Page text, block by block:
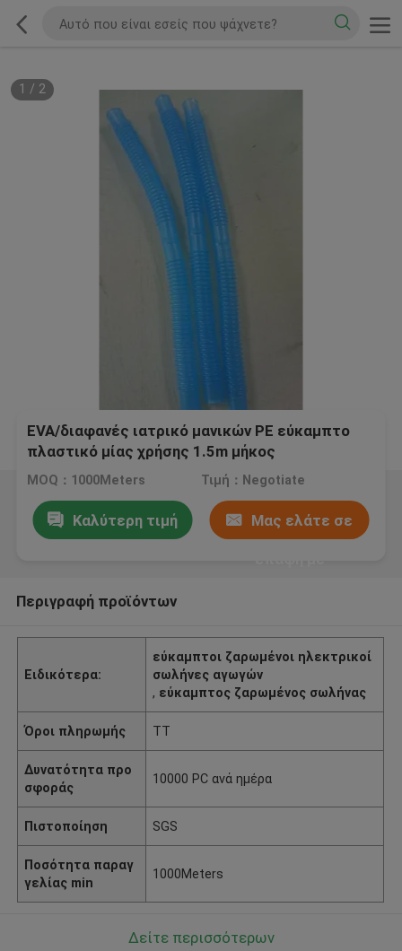
1 / 2
EVA/διαφανές ιατρικό μανικών PE εύκαμπτο
πλαστικό μίας χρήσης 1.5m μήκος
σωληνώσεων
MOQ：1000Meters Τιμή：Negotiate
Καλύτερη τιμή Μας ελάτε σε
Περιγραφή προϊόντων
Ειδικότερα:
εύκαμπτοι ζαρωμένοι ηλεκτρικοί
σωλήνες αγωγών
, εύκαμπτος ζαρωμένος σωλήνας
Όροι πληρωμής TT
Δυνατότητα προ
σφοράς
10000 PC ανά ημέρα
Πιστοποίηση SGS
Ποσότητα παραγ
γελίας min
1000Meters
Δείτε περισσότερων